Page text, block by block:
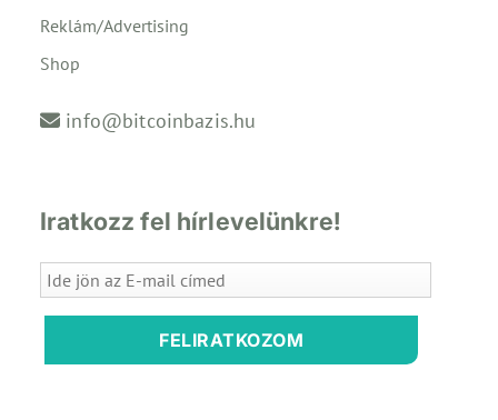
Reklám/Advertising
Shop
info@bitcoinbazis.hu
Iratkozz fel hírlevelünkre!
FELIRATKOZOM